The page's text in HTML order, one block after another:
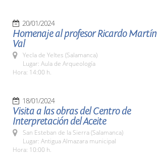
20/01/2024
Homenaje al profesor Ricardo Martín
Val
Yecla de Yeltes (Salamanca)
Lugar: Aula de Arqueología
Hora: 14:00 h.
18/01/2024
Visita a las obras del Centro de
Interpretación del Aceite
San Esteban de la Sierra (Salamanca)
Lugar: Antigua Almazara municipal
Hora: 10:00 h.